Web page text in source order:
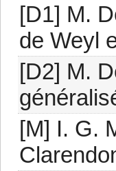
[D1] M.
de Weyl
[D2] M.
[M] I. G.